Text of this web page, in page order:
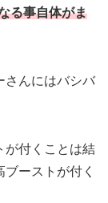
る事自体がま
さんにはバシバ
が付くことは結
ーストが付く